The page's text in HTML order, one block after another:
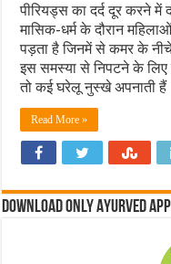
पीरियड्स का दर्द दूर करने
मासिक-धर्म के दौरान
पड़ता है जिनमें से कमर के नीचे
इस समस्या से निपटने के लिए
तो कई घरेलू नुस्खे अपनाती
Read More »
Download Only Ayurved App